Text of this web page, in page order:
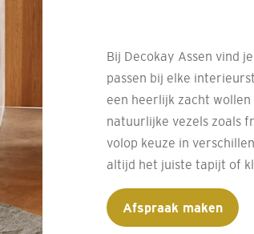
Bij Decokay Assen vind
passen bij elke
een heerlijk zacht
natuurlijke vezels zoals
volop keuze in
altijd het juiste tapijt of
Afspraak maken